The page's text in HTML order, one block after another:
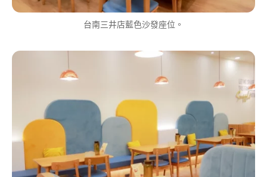
台南三井店藍色沙發座位。